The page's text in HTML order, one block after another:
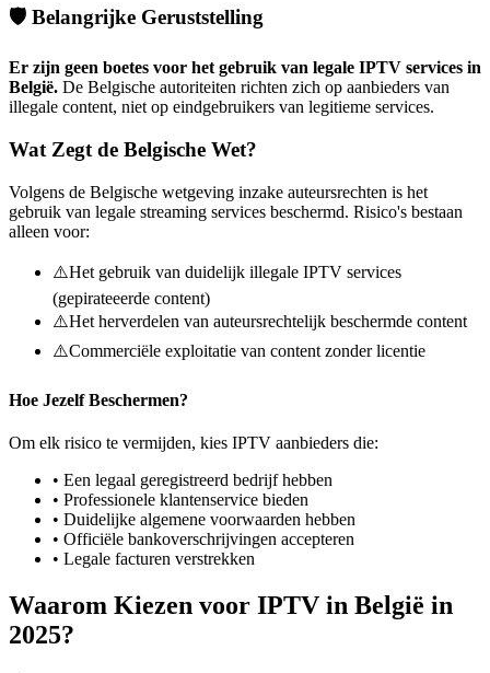
🛡️ Belangrijke Geruststelling
Er zijn geen boetes voor het gebruik van legale IPTV services in
België. De Belgische autoriteiten richten zich op aanbieders van
illegale content, niet op eindgebruikers van legitieme services.
Wat Zegt de Belgische Wet?
Volgens de Belgische wetgeving inzake auteursrechten is het
gebruik van legale streaming services beschermd. Risico's bestaan
alleen voor:
⚠️Het gebruik van duidelijk illegale IPTV services
(gepirateeerde content)
⚠️Het herverdelen van auteursrechtelijk beschermde content
⚠️Commerciële exploitatie van content zonder licentie
Hoe Jezelf Beschermen?
Om elk risico te vermijden, kies IPTV aanbieders die:
• Een legaal geregistreerd bedrijf hebben
• Professionele klantenservice bieden
• Duidelijke algemene voorwaarden hebben
• Officiële bankoverschrijvingen accepteren
• Legale facturen verstrekken
Waarom Kiezen voor IPTV in België in
2025?